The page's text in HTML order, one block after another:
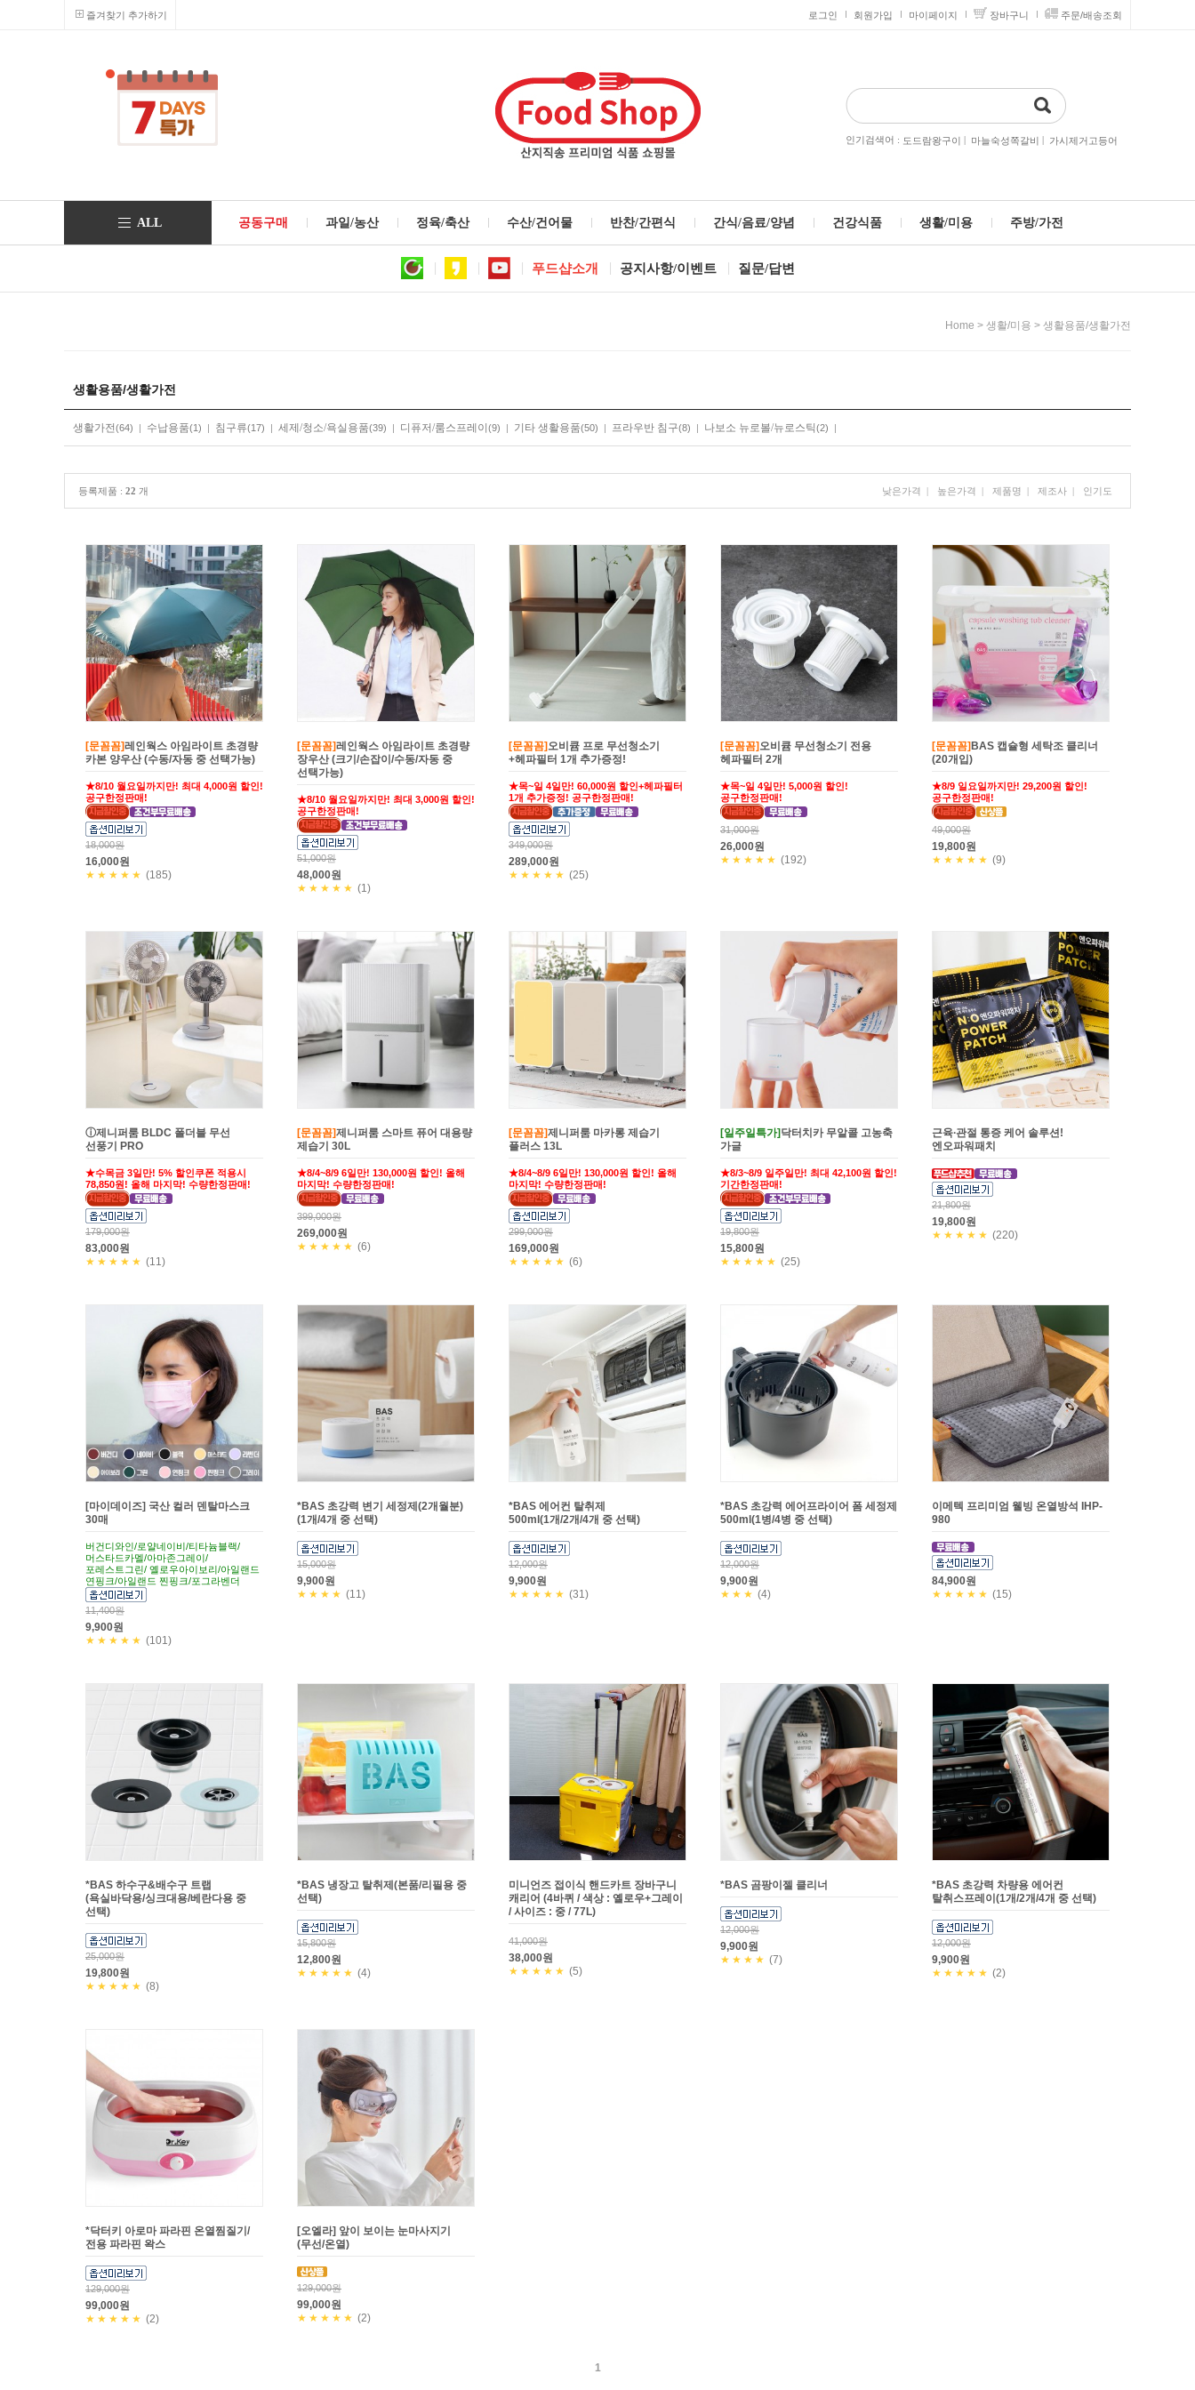
즐겨찾기 추가하기 로그인 회원가입 마이페이지 장바구니 주문/배송조회
인기검색어 : 도드람왕구이 | 마늘숙성쪽갈비 | 가시제거고등어
ALL 공동구매 과일/농산 정육/축산 수산/건어물 반찬/간편식 간식/음료/양념 건강식품 생활/미용 주방/가전
푸드샵소개 공지사항/이벤트 질문/답변
Home > 생활/미용 > 생활용품/생활가전
생활용품/생활가전
생활가전(64) 수납용품(1) 침구류(17) 세제/청소/욕실용품(39) 디퓨저/룸스프레이 (9) 기타 생활용품(50) 프라우반 침구(8) 나보소 뉴로볼/뉴로스틱(2)
등록제품 : 22 개 낮은가격 높은가격 제품명 제조사 인기도
[문꼼꼼]레인웍스 아임라이트 초경량
카본 양우산 (수동/자동 중 선택가능)
★8/10 월요일까지만! 최대 4,000원 할인!
공구한정판매!
18,000원
16,000원
★★★★★ (185)
[문꼼꼼]레인웍스 아임라이트 초경량
장우산 (크기/손잡이/수동/자동 중
선택가능)
★8/10 월요일까지만! 최대 3,000원 할인!
공구한정판매!
51,000원
48,000원
★★★★★ (1)
[문꼼꼼] 오비큠 프로 무선청소기
+헤파필터 1개 추가증정!
★목~일 4일만! 60,000원 할인+헤파필터
1개 추가증정! 공구한정판매!
349,000원
289,000원
★★★★★ (25)
[문꼼꼼] 오비큠 무선청소기 전용
헤파필터 2개
★목~일 4일만! 5,000원 할인!
공구한정판매!
31,000원
26,000원
★★★★★ (192)
[문꼼꼼] BAS 캡슐형 세탁조 클리너
(20개입)
★8/9 일요일까지만! 29,200원 할인!
공구한정판매!
49,000원
19,800원
★★★★★ (9)
ⓘ제니퍼룸 BLDC 폴더블 무선
선풍기 PRO
★수목금 3일만! 5% 할인쿠폰 적용시
78,850원! 올해 마지막! 수량한정판매!
179,000원
83,000원
★★★★★ (11)
[문꼼꼼]제니퍼룸 스마트 퓨어 대용량
제습기 30L
★8/4~8/9 6일만! 130,000원 할인! 올해
마지막! 수량한정판매!
399,000원
269,000원
★★★★★ (6)
[문꼼꼼]제니퍼룸 마카롱 제습기
플러스 13L
★8/4~8/9 6일만! 130,000원 할인! 올해
마지막! 수량한정판매!
299,000원
169,000원
★★★★★ (6)
[일주일특가] 닥터치카 무알콜 고농축
가글
★8/3~8/9 일주일만! 최대 42,100원 할인!
기간한정판매!
19,800원
15,800원
★★★★★ (25)
근육∙관절 통증 케어 솔루션!
엔오파워패치
21,800원
19,800원
★★★★★ (220)
[마이데이즈] 국산 컬러 덴탈마스크
30매
버건디와인/로얄네이비/티타늄블랙/
머스타드카멜/아마존그레이/
포레스트그린/ 옐로우아이보리/아일랜드
연핑크/아일랜드 찐핑크/포그라벤더
11,400원
9,900원
★★★★★ (101)
*BAS 초강력 변기 세정제(2개월분)
(1개/4개 중 선택)
15,000원
9,900원
★★★★ (11)
*BAS 에어컨 탈취제
500ml(1개/2개/4개 중 선택)
12,000원
9,900원
★★★★★ (31)
*BAS 초강력 에어프라이어 폼 세정제
500ml(1병/4병 중 선택)
12,000원
9,900원
★★★ (4)
이메텍 프리미엄 웰빙 온열방석 IHP-
980
84,900원
★★★★★ (15)
*BAS 하수구&배수구 트랩
(욕실바닥용/싱크대용/베란다용 중
선택)
25,000원
19,800원
★★★★★ (8)
*BAS 냉장고 탈취제(본품/리필용 중
선택)
15,800원
12,800원
★★★★★ (4)
미니언즈 접이식 핸드카트 장바구니
캐리어 (4바퀴 / 색상 : 옐로우+그레이
/ 사이즈 : 중 / 77L)
41,000원
38,000원
★★★★★ (5)
*BAS 곰팡이젤 클리너
12,000원
9,900원
★★★★ (7)
*BAS 초강력 차량용 에어컨
탈취스프레이(1개/2개/4개 중 선택)
12,000원
9,900원
★★★★★ (2)
*닥터키 아로마 파라핀 온열찜질기/
전용 파라핀 왁스
129,000원
99,000원
★★★★★ (2)
[오엘라] 앞이 보이는 눈마사지기
(무선/온열)
129,000원
99,000원
★★★★★ (2)
1